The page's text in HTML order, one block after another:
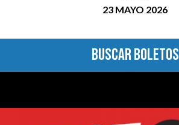
23 MAYO 2026
BUSCAR BOLETOS